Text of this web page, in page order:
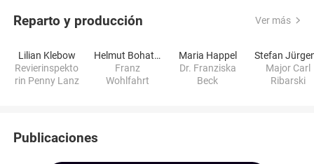
Reparto y producción Ver más
Lilian Klebow
Revierinspekto
rin Penny Lanz
Helmut Bohatsch
Franz
Wohlfahrt
Maria Happel
Dr. Franziska
Beck
Stefan
Major Carl
Ribarski
Publicaciones